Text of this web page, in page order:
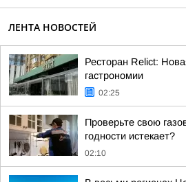
ЛЕНТА НОВОСТЕЙ
Ресторан Relict:
гастрономии
02:25
Проверьте свою
годности истекает?
02:10